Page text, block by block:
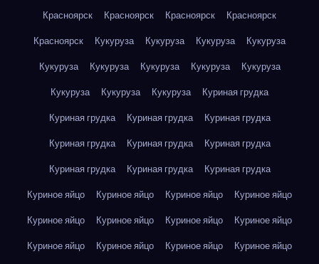
Красноярск
Красноярск Красноярск
Красноярск
Красноярск
Кукуруза Кукуруза Кукуруза
Кукуруза
Кукуруза
Кукуруза Кукуруза Кукуруза
Кукуруза
Кукуруза
Кукуруза Кукуруза
Куриная грудка
Куриная грудка
Куриная грудка
Куриная грудка
Куриная грудка
Куриная грудка
Куриная грудка
Куриная грудка
Куриная грудка
Куриная грудка
Куриное яйцо
Куриное яйцо Куриное яйцо
Куриное яйцо
Куриное яйцо
Куриное яйцо Куриное яйцо
Куриное яйцо
Куриное яйцо
Куриное яйцо Куриное яйцо
Куриное яйцо